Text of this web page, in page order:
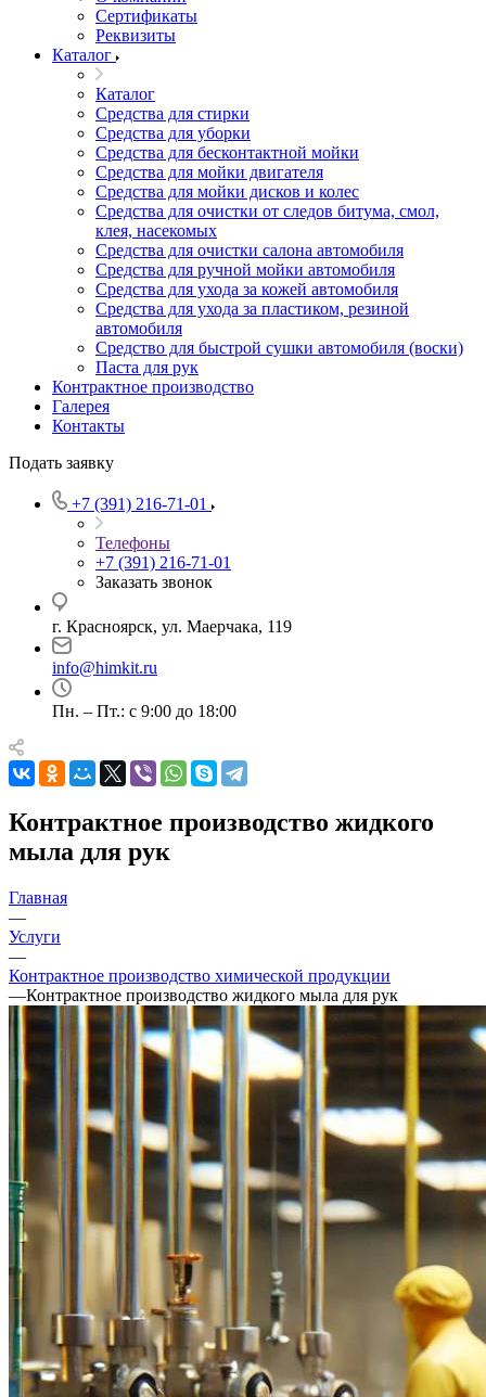
Сертификаты
Реквизиты
Каталог
Каталог
Средства для стирки
Средства для уборки
Средства для бесконтактной мойки
Средства для мойки двигателя
Средства для мойки дисков и колес
Средства для очистки от следов битума, смол,
клея, насекомых
Средства для очистки салона автомобиля
Средства для ручной мойки автомобиля
Средства для ухода за кожей автомобиля
Средства для ухода за пластиком, резиной
автомобиля
Средство для быстрой сушки автомобиля (воски)
Паста для рук
Контрактное производство
Галерея
Контакты
Подать заявку
+7 (391) 216-71-01
Телефоны
+7 (391) 216-71-01
Заказать звонок
г. Красноярск, ул. Маерчака, 119
info@himkit.ru
Пн. – Пт.: с 9:00 до 18:00
Контрактное производство жидкого
мыла для рук
Главная
—
Услуги
—
Контрактное производство химической продукции
—Контрактное производство жидкого мыла для рук